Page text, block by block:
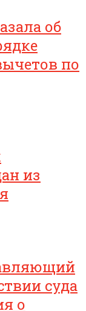
об
по
из
суда
о